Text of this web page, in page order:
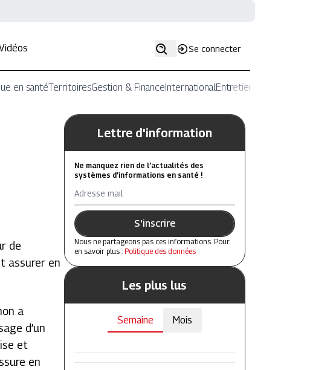
Se connecter
en santéTerritoiresGestion & FinanceInternationalEntretiens
de
assurer en
a
d’un
et
en
Lettre d'information
Ne manquez rien de l’actualités des
systèmes d’informations en santé !
Adresse mail
S'inscrire
Nous ne partageons pas ces informations. Pour
en savoir plus : Politique des données
Les plus lus
Semaine Mois